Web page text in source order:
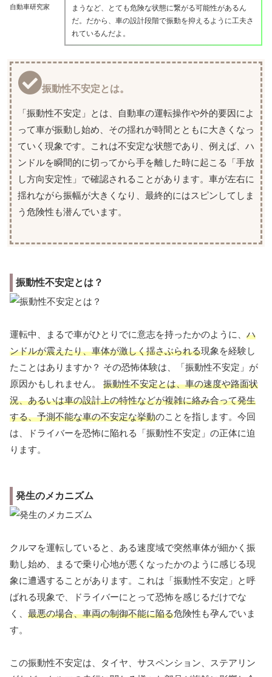
自動車研究家
まうなど、とても危険な状態に繋がる可能性があるん
だ。だから、車の設計段階で振動を抑えるように工夫さ
れているんだよ。
振動性不安定とは。
「振動性不安定」とは、自動車の運転操作や外的要因によ
って車が振動し始め、その揺れが時間とともに大きくなっ
ていく現象です。これは不安定な状態であり、例えば、ハ
ンドルを瞬間的に切ってから手を離した時に起こる「手放
し方向安定性」で確認されることがあります。車が左右に
揺れながら振幅が大きくなり、最終的にはスピンしてしま
う危険性も潜んでいます。
振動性不安定とは？
運転中、まるで車がひとりでに意志を持ったかのように、 ハ
ンドルが震えたり、車体が激しく揺さぶられる現象を経験し
たことはありますか？ その恐怖体験は、「振動性不安定」が
原因かもしれません。 振動性不安定とは、車の速度や路面状
況、あるいは車の設計上の特性などが複雑に絡み合って発生
する、予測不能な車の不安定な挙動のことを指します。今回
は、ドライバーを恐怖に陥れる「振動性不安定」の正体に迫
ります。
発生のメカニズム
クルマを運転していると、ある速度域で突然車体が細かく振
動し始め、まるで乗り心地が悪くなったかのように感じる現
象に遭遇することがあります。これは「振動性不安定」と呼
ばれる現象で、ドライバーにとって恐怖を感じるだけでな
く、 最悪の場合、車両の制御不能に陥る危険性も孕んでいま
す。
この振動性不安定は、タイヤ、サスペンション、ステアリン